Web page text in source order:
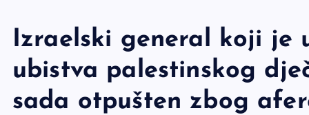
Izraelski general koji je
ubistva palestinskog
sada otpušten zbog